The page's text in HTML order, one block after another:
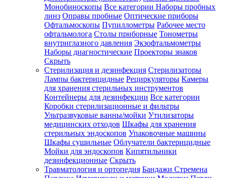
Монобиноскопы Все категории Наборы пробных
линз Оправы пробные Оптические приборы
Офтальмоскопы Пупиллометры Рабочее место
офтальмолога Столы приборные Тонометры
внутриглазного давления Экзофтальмометры
Наборы диагностические Проекторы знаков
Скрыть
Стерилизация и дезинфекция Стерилизаторы
Лампы бактерицидные Рециркуляторы Камеры
для хранения стерильных инструментов
Контейнеры для дезинфекции Все категории
Коробки стерилизационные и фильтры
Ультразвуковые ванны/мойки Утилизаторы
медицинских отходов Шкафы для хранения
стерильных эндоскопов Упаковочные машины
Шкафы сушильные Облучатели бактерицидные
Мойки для эндоскопов Кипятильники
дезинфекционные Скрыть
Травматология и ортопедия Бандажи Стремена